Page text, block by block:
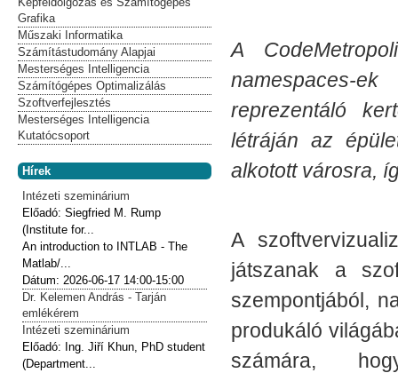
A
namespaces-
reprezentáló
létráján az
alkotott városra,
A
játszanak a
szempontjából,
produkáló
számára,
Grafika
Műszaki Informatika
Számítástudomány Alapjai
Mesterséges Intelligencia
Számítógépes Optimalizálás
Szoftverfejlesztés
Mesterséges Intelligencia
Kutatócsoport
Hírek
Intézeti szeminárium
Előadó:Siegfried M. Rump
(Institute for...
An introduction to INTLAB - The
Matlab/...
Dátum:2026-06-17 14:00-15:00
Dr. Kelemen András - Tarján
emlékérem
Intézeti szeminárium
Előadó: Ing. Jiří Khun, PhD student
(Department...